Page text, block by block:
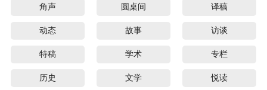
角声 圆桌间 译稿
动态 故事 访谈
特稿 学术 专栏
历史 文学 悦读